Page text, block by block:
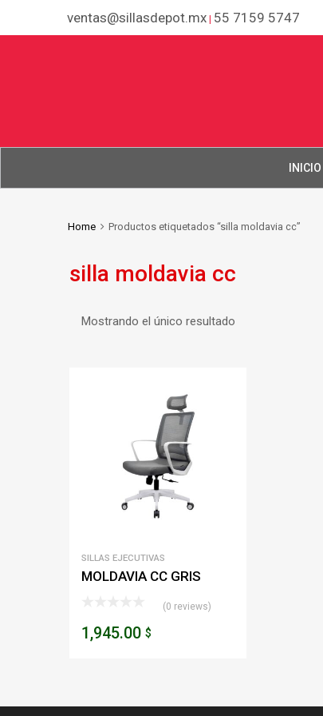
ventas@sillasdepot.mx 55 7159 5747
INICIO
Home Productos etiquetados “silla moldavia cc”
silla moldavia cc
Mostrando el único resultado
SILLAS EJECUTIVAS
MOLDAVIA CC GRIS
(0 reviews)
1,945.00 $